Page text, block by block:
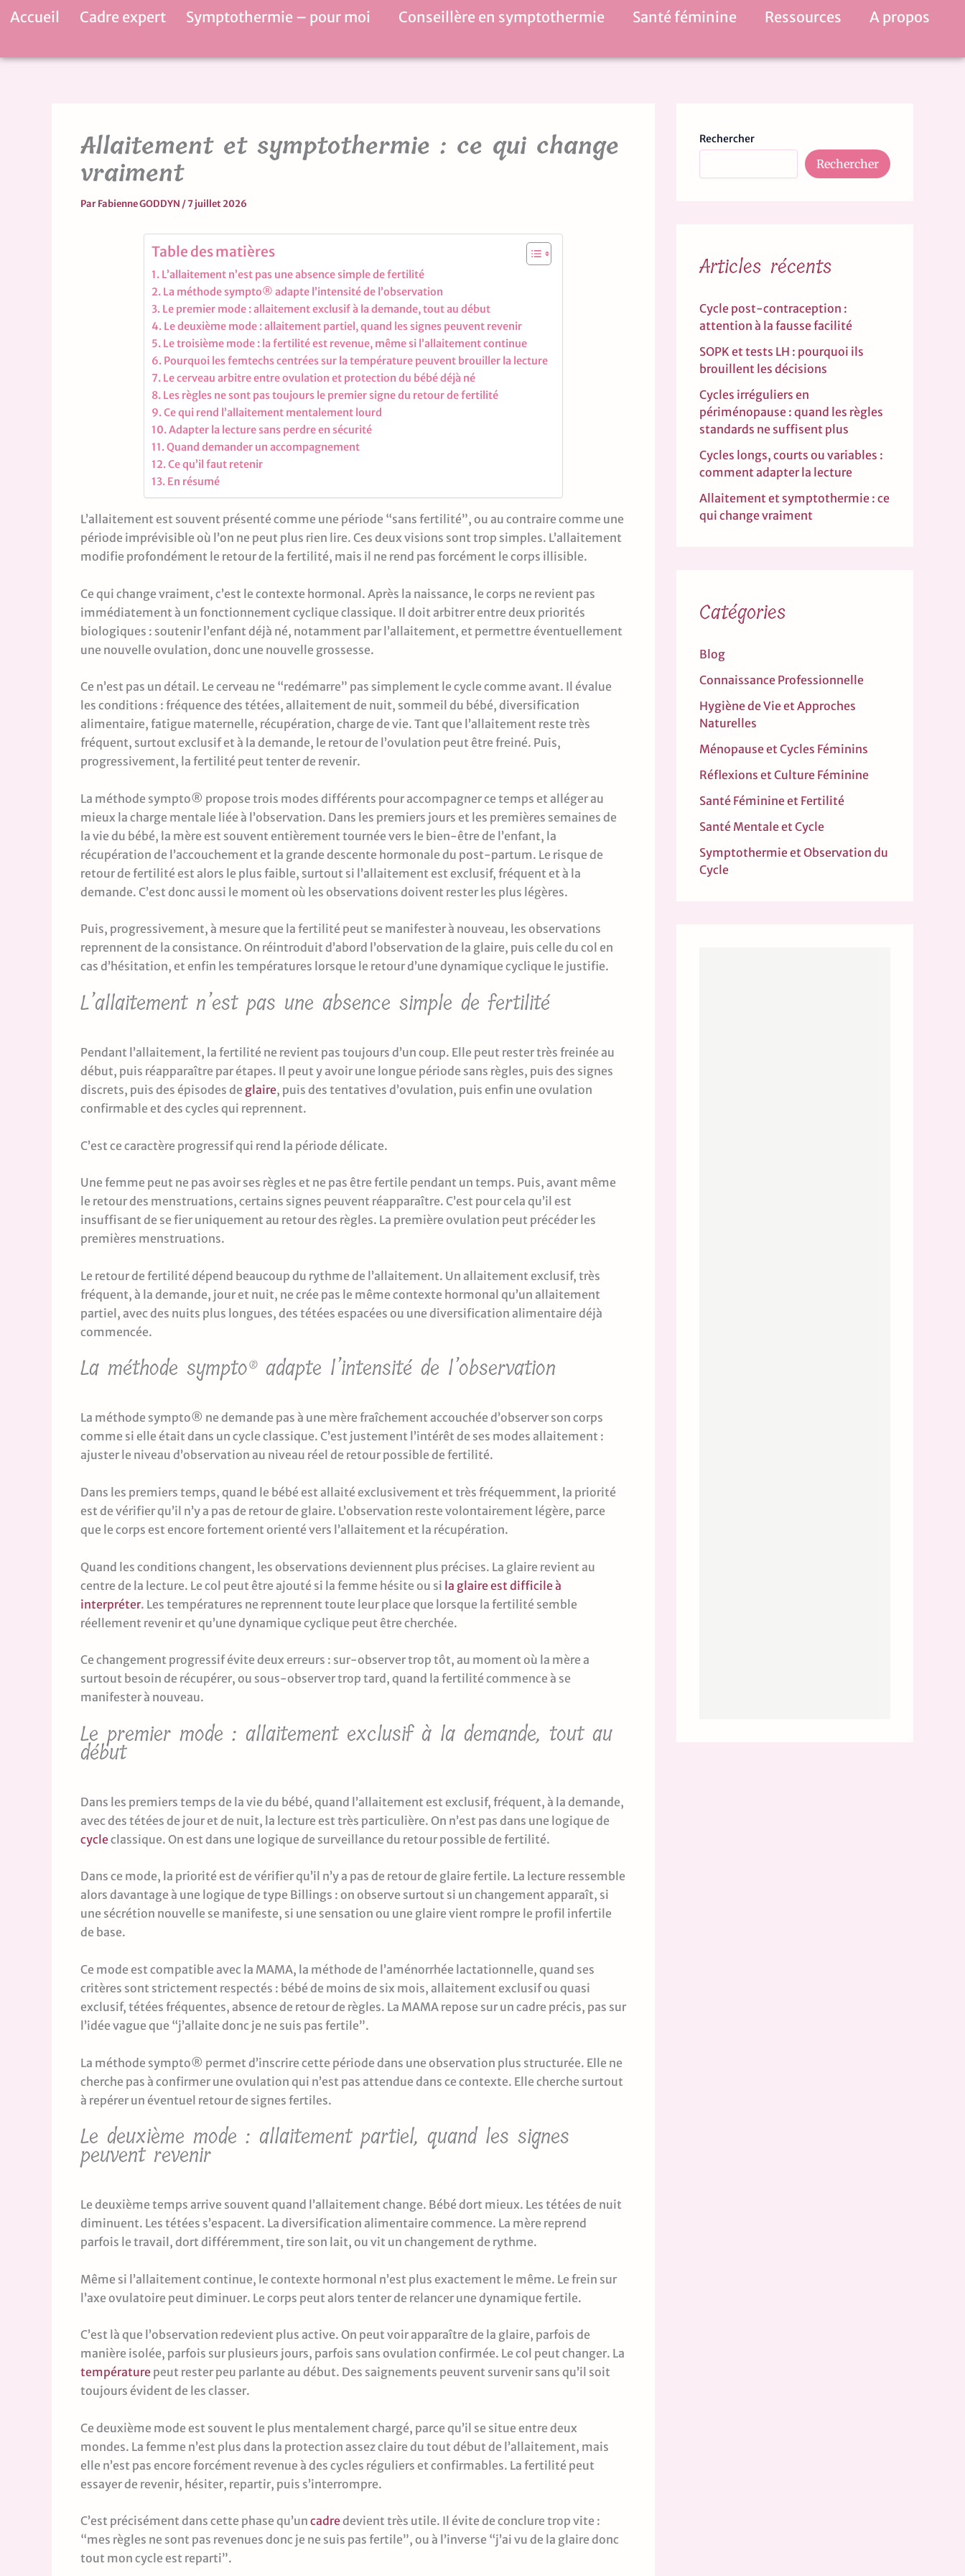
AllerAccueil Cadre expert Symptothermie – pour moi Conseillère en symptothermie Santé féminine Ressources A propos
Allaitement et symptothermie : ce qui change
vraiment
ParFabienne GODDYN /7 juillet 2026
Table des matières
L’allaitement n’est pas une absence simple de fertilité
La méthode sympto® adapte l’intensité de l’observation
Le premier mode : allaitement exclusif à la demande, tout au début
Le deuxième mode : allaitement partiel, quand les signes peuvent revenir
Le troisième mode : la fertilité est revenue, même si l’allaitement continue
Pourquoi les femtechs centrées sur la température peuvent brouiller la lecture
Le cerveau arbitre entre ovulation et protection du bébé déjà né
Les règles ne sont pas toujours le premier signe du retour de fertilité
Ce qui rend l’allaitement mentalement lourd
Adapter la lecture sans perdre en sécurité
Quand demander un accompagnement
Ce qu’il faut retenir
En résumé
L’allaitement est souvent présenté comme une période “sans fertilité”, ou au contraire comme une
période imprévisible où l’on ne peut plus rien lire. Ces deux visions sont trop simples. L’allaitement
modifie profondément le retour de la fertilité, mais il ne rend pas forcément le corps illisible.
Ce qui change vraiment, c’est le contexte hormonal. Après la naissance, le corps ne revient pas
immédiatement à un fonctionnement cyclique classique. Il doit arbitrer entre deux priorités
biologiques : soutenir l’enfant déjà né, notamment par l’allaitement, et permettre éventuellement
une nouvelle ovulation, donc une nouvelle grossesse.
Ce n’est pas un détail. Le cerveau ne “redémarre” pas simplement le cycle comme avant. Il évalue
les conditions : fréquence des tétées, allaitement de nuit, sommeil du bébé, diversification
alimentaire, fatigue maternelle, récupération, charge de vie. Tant que l’allaitement reste très
fréquent, surtout exclusif et à la demande, le retour de l’ovulation peut être freiné. Puis,
progressivement, la fertilité peut tenter de revenir.
La méthode sympto® propose trois modes différents pour accompagner ce temps et alléger au
mieux la charge mentale liée à l’observation. Dans les premiers jours et les premières semaines de
la vie du bébé, la mère est souvent entièrement tournée vers le bien-être de l’enfant, la
récupération de l’accouchement et la grande descente hormonale du post-partum. Le risque de
retour de fertilité est alors le plus faible, surtout si l’allaitement est exclusif, fréquent et à la
demande. C’est donc aussi le moment où les observations doivent rester les plus légères.
Puis, progressivement, à mesure que la fertilité peut se manifester à nouveau, les observations
reprennent de la consistance. On réintroduit d’abord l’observation de la glaire, puis celle du col en
cas d’hésitation, et enfin les températures lorsque le retour d’une dynamique cyclique le justifie.
L’allaitement n’est pas une absence simple de fertilité
Pendant l’allaitement, la fertilité ne revient pas toujours d’un coup. Elle peut rester très freinée au
début, puis réapparaître par étapes. Il peut y avoir une longue période sans règles, puis des signes
discrets, puis des épisodes de glaire, puis des tentatives d’ovulation, puis enfin une ovulation
confirmable et des cycles qui reprennent.
C’est ce caractère progressif qui rend la période délicate.
Une femme peut ne pas avoir ses règles et ne pas être fertile pendant un temps. Puis, avant même
le retour des menstruations, certains signes peuvent réapparaître. C’est pour cela qu’il est
insuffisant de se fier uniquement au retour des règles. La première ovulation peut précéder les
premières menstruations.
Le retour de fertilité dépend beaucoup du rythme de l’allaitement. Un allaitement exclusif, très
fréquent, à la demande, jour et nuit, ne crée pas le même contexte hormonal qu’un allaitement
partiel, avec des nuits plus longues, des tétées espacées ou une diversification alimentaire déjà
commencée.
La méthode sympto® adapte l’intensité de l’observation
La méthode sympto® ne demande pas à une mère fraîchement accouchée d’observer son corps
comme si elle était dans un cycle classique. C’est justement l’intérêt de ses modes allaitement :
ajuster le niveau d’observation au niveau réel de retour possible de fertilité.
Dans les premiers temps, quand le bébé est allaité exclusivement et très fréquemment, la priorité
est de vérifier qu’il n’y a pas de retour de glaire. L’observation reste volontairement légère, parce
que le corps est encore fortement orienté vers l’allaitement et la récupération.
Quand les conditions changent, les observations deviennent plus précises. La glaire revient au
centre de la lecture. Le col peut être ajouté si la femme hésite ou si la glaire est difficile à
interpréter. Les températures ne reprennent toute leur place que lorsque la fertilité semble
réellement revenir et qu’une dynamique cyclique peut être cherchée.
Ce changement progressif évite deux erreurs : sur-observer trop tôt, au moment où la mère a
surtout besoin de récupérer, ou sous-observer trop tard, quand la fertilité commence à se
manifester à nouveau.
Le premier mode : allaitement exclusif à la demande, tout au
début
Dans les premiers temps de la vie du bébé, quand l’allaitement est exclusif, fréquent, à la demande,
avec des tétées de jour et de nuit, la lecture est très particulière. On n’est pas dans une logique de
cycleclassique. On est dans une logique de surveillance du retour possible de fertilité.
Dans ce mode, la priorité est de vérifier qu’il n’y a pas de retour de glaire fertile. La lecture ressemble
alors davantage à une logique de type Billings : on observe surtout si un changement apparaît, si
une sécrétion nouvelle se manifeste, si une sensation ou une glaire vient rompre le profil infertile
de base.
Ce mode est compatible avec la MAMA, la méthode de l’aménorrhée lactationnelle, quand ses
critères sont strictement respectés : bébé de moins de six mois, allaitement exclusif ou quasi
exclusif, tétées fréquentes, absence de retour de règles. La MAMA repose sur un cadre précis, pas sur
l’idée vague que “j’allaite donc je ne suis pas fertile”.
La méthode sympto® permet d’inscrire cette période dans une observation plus structurée. Elle ne
cherche pas à confirmer une ovulation qui n’est pas attendue dans ce contexte. Elle cherche surtout
à repérer un éventuel retour de signes fertiles.
Le deuxième mode : allaitement partiel, quand les signes
peuvent revenir
Le deuxième temps arrive souvent quand l’allaitement change. Bébé dort mieux. Les tétées de nuit
diminuent. Les tétées s’espacent. La diversification alimentaire commence. La mère reprend
parfois le travail, dort différemment, tire son lait, ou vit un changement de rythme.
Même si l’allaitement continue, le contexte hormonal n’est plus exactement le même. Le frein sur
l’axe ovulatoire peut diminuer. Le corps peut alors tenter de relancer une dynamique fertile.
C’est là que l’observation redevient plus active. On peut voir apparaître de la glaire, parfois de
manière isolée, parfois sur plusieurs jours, parfois sans ovulation confirmée. Le col peut changer. La
température peut rester peu parlante au début. Des saignements peuvent survenir sans qu’il soit
toujours évident de les classer.
Ce deuxième mode est souvent le plus mentalement chargé, parce qu’il se situe entre deux
mondes. La femme n’est plus dans la protection assez claire du tout début de l’allaitement, mais
elle n’est pas encore forcément revenue à des cycles réguliers et confirmables. La fertilité peut
essayer de revenir, hésiter, repartir, puis s’interrompre.
C’est précisément dans cette phase qu’un cadredevient très utile. Il évite de conclure trop vite :
“mes règles ne sont pas revenues donc je ne suis pas fertile”, ou à l’inverse “j’ai vu de la glaire donc
tout mon cycle est reparti”.
Rechercher
Rechercher
Articles récents
Cycle post-contraception :
attention à la fausse facilité
SOPK et tests LH : pourquoi ils
brouillent les décisions
Cycles irréguliers en
périménopause : quand les règles
standards ne suffisent plus
Cycles longs, courts ou variables :
comment adapter la lecture
Allaitement et symptothermie : ce
qui change vraiment
Catégories
Blog
Connaissance Professionnelle
Hygiène de Vie et Approches
Naturelles
Ménopause et Cycles Féminins
Réflexions et Culture Féminine
Santé Féminine et Fertilité
Santé Mentale et Cycle
Symptothermie et Observation du
Cycle